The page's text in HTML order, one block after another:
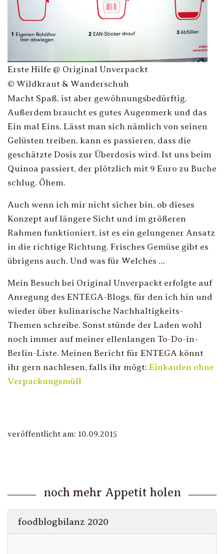
Erste Hilfe @ Original Unverpackt
© Wildkraut & Wanderschuh
Macht Spaß, ist aber gewöhnungsbedürftig.
Außerdem braucht es gutes Augenmerk und das
Ein mal Eins. Lässt man sich nämlich von seinen
Gelüsten treiben, kann es passieren, dass die
geschätzte Dosis zur Überdosis wird. Ist uns beim
Quinoa passiert, der plötzlich mit 9 Euro zu Buche
schlug. Öhem.
Auch wenn ich mir nicht sicher bin, ob dieses
Konzept auf längere Sicht und im größeren
Rahmen funktioniert, ist es ein gelungener Ansatz
in die richtige Richtung. Frisches Gemüse gibt es
übrigens auch. Und was für Welches …
Mein Besuch bei Original Unverpackt erfolgte auf
Anregung des ENTEGA-Blogs, für den ich hin und
wieder über kulinarische Nachhaltigkeits-
Themen schreibe. Sonst stünde der Laden wohl
noch immer auf meiner ellenlangen To-Do-in-
Berlin-Liste. Meinen Bericht für ENTEGA könnt
ihr gern nachlesen, falls ihr mögt: Einkaufen ohne
Verpackungsmüll
veröffentlicht am: 10.09.2015
noch mehr Appetit holen
foodblogbilanz 2020